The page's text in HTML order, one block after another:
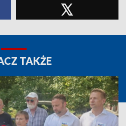
TAKŻE